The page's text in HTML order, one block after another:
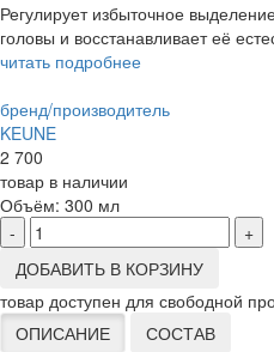
Регулирует избыточное
головы и восстанавливает её
читать подробнее
бренд/производитель
KEUNE
2 700
товар в наличии
Объём: 300 мл
-
+
ДОБАВИТЬ В КОРЗИНУ
товар доступен для свободной
ОПИСАНИЕ
СОСТАВ